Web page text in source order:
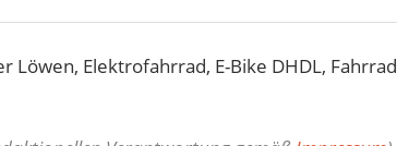
Elektrofahrrad, E-Bike DHDL, Fahrrad